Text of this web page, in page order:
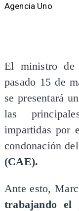
Agencia Uno
El ministro de
pasado 15 de
se presentará
las
impartidas por
condonación del
(CAE).
Ante esto,
trabajando el